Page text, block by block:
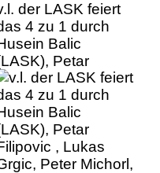
der LASK feiert
4 zu 1 durch
Balic
Petar
, Lukas
Peter Michorl,
Goiginger
Neuciano
Jesus Gusmao
(PFC